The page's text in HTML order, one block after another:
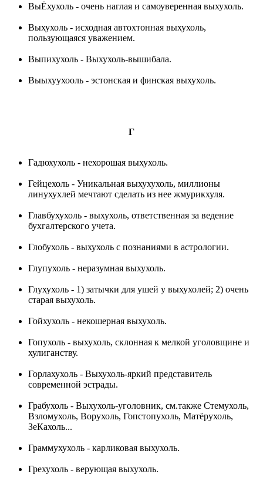
ВыЁхухоль - очень наглая и самоуверенная выхухоль.
Выхухоль - исходная автохтонная выхухоль,
пользующаяся уважением.
Выпихухоль - Выхухоль-вышибала.
Выыхуухооль - эстонская и финская выхухоль.
Г
Гадюхухоль - нехорошая выхухоль.
Гейцехоль - Уникальная выхухухоль, миллионы
линухухлей мечтают сделать из нее жмурикхуля.
Главбухухоль - выхухоль, ответственная за ведение
бухгалтерского учета.
Глобухоль - выхухоль с познаниями в астрологии.
Глупухоль - неразумная выхухоль.
Глухухоль - 1) затычки для ушей у выхухолей; 2) очень
старая выхухоль.
Гойхухоль - некошерная выхухоль.
Гопухоль - выхухоль, склонная к мелкой уголовщине и
хулиганству.
Горлахухоль - Выхухоль-яркий представитель
современной эстрады.
Грабухоль - Выхухоль-уголовник, см.также Стемухоль,
Взломухоль, Ворухоль, Гопстопухоль, Матёрухоль,
ЗеКахоль...
Граммухухоль - карликовая выхухоль.
Грехухоль - верующая выхухоль.